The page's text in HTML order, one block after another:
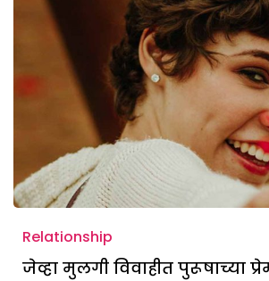
Relationship
जेव्हा मुलगी विवाहीत पुरूषाच्या